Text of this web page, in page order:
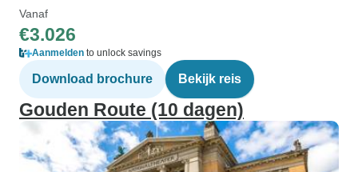
Vanaf
€3.026
Aanmelden to unlock savings
Download brochure Bekijk reis
Gouden Route (10 dagen)